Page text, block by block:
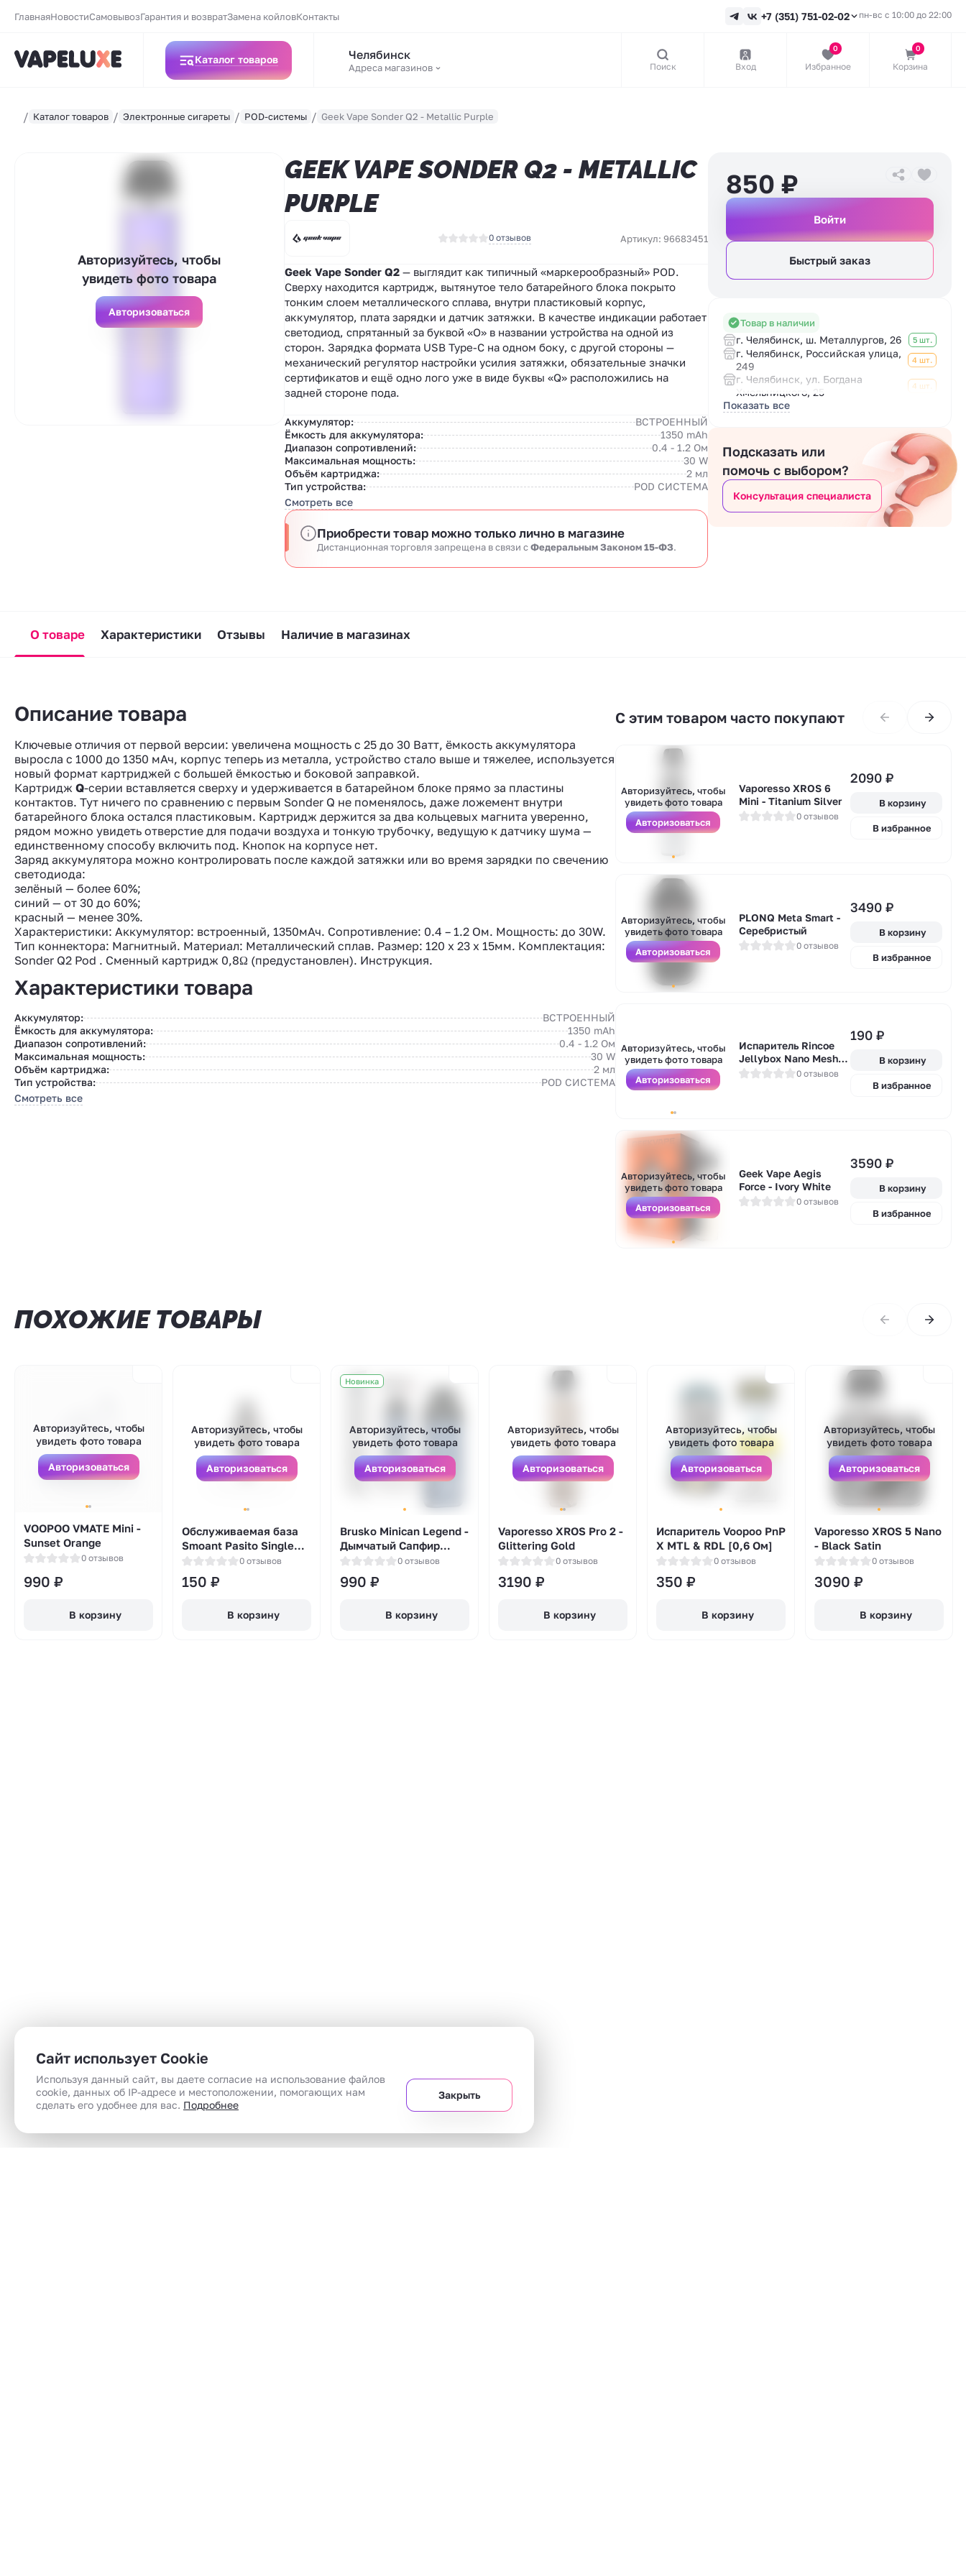
ГлавнаяНовостиСамовывозГарантия и возвратЗамена койловКонтакты +7 (351) 751-02-02 пн-вс с 10:00 до 22:00
Каталог товаров Челябинск
Адреса магазинов Поиск Вход
0
Избранное
0
Корзина
Каталог товаров Электронные сигареты POD-системы Geek Vape Sonder Q2 - Metallic Purple
Авторизуйтесь, чтобы
увидеть фото товара
Авторизоваться
GEEK VAPE SONDER Q2 - METALLIC
PURPLE
0 отзывов Артикул: 96683451
Geek Vape Sonder Q2 — выглядит как типичный «маркерообразный» POD.
Сверху находится картридж, вытянутое тело батарейного блока покрыто
тонким слоем металлического сплава, внутри пластиковый корпус,
аккумулятор, плата зарядки и датчик затяжки. В качестве индикации работает
светодиод, спрятанный за буквой «O» в названии устройства на одной из
сторон. Зарядка формата USB Type-C на одном боку, с другой стороны —
механический регулятор настройки усилия затяжки, обязательные значки
сертификатов и ещё одно лого уже в виде буквы «Q» расположились на
задней стороне пода.
Аккумулятор:
ВСТРОЕННЫЙ
Ёмкость для аккумулятора:
1350 mAh
Диапазон сопротивлений:
0.4 - 1.2 Ом
Максимальная мощность:
30 W
Объём картриджа:
2 мл
Тип устройства:
POD СИСТЕМА
Смотреть все
Приобрести товар можно только лично в магазине
Дистанционная торговля запрещена в связи cФедеральным Законом 15-ФЗ.
850 ₽
Войти
Быстрый заказ
Товар в наличии
г. Челябинск, ш. Металлургов, 26 5 шт.
г. Челябинск, Российская улица,
249
4 шт.
г. Челябинск, ул. Богдана
Хмельницкого, 25
4 шт.
Показать все
Подсказать или
помочь с выбором?
Консультация специалиста
О товаре Характеристики Отзывы Наличие в магазинах
Описание товара
Ключевые отличия от первой версии: увеличена мощность с 25 до 30 Ватт, ёмкость аккумулятора
выросла с 1000 до 1350 мАч, корпус теперь из металла, устройство стало выше и тяжелее, используется
новый формат картриджей с большей ёмкостью и боковой заправкой.
Картридж Q-серии вставляется сверху и удерживается в батарейном блоке прямо за пластины
контактов. Тут ничего по сравнению с первым Sonder Q не поменялось, даже ложемент внутри
батарейного блока остался пластиковым. Картридж держится за два кольцевых магнита уверенно,
рядом можно увидеть отверстие для подачи воздуха и тонкую трубочку, ведущую к датчику шума —
единственному способу включить под. Кнопок на корпусе нет.
Заряд аккумулятора можно контролировать после каждой затяжки или во время зарядки по свечению
светодиода:
зелёный — более 60%;
синий — от 30 до 60%;
красный — менее 30%.
Характеристики: Аккумулятор: встроенный, 1350мАч. Сопротивление: 0.4 – 1.2 Ом. Мощность: до 30W.
Тип коннектора: Магнитный. Материал: Металлический сплав. Размер: 120 х 23 x 15мм. Комплектация:
Sonder Q2 Pod . Сменный картридж 0,8Ω (предустановлен). Инструкция.
Характеристики товара
Аккумулятор:
ВСТРОЕННЫЙ
Ёмкость для аккумулятора:
1350 mAh
Диапазон сопротивлений:
0.4 - 1.2 Ом
Максимальная мощность:
30 W
Объём картриджа:
2 мл
Тип устройства:
POD СИСТЕМА
Смотреть все
С этим товаром часто покупают
Авторизуйтесь, чтобы
увидеть фото товара
Авторизоваться
Vaporesso XROS 6
Mini - Titanium Silver
0 отзывов
2090 ₽
В корзину
В избранное
Авторизуйтесь, чтобы
увидеть фото товара
Авторизоваться
PLONQ Meta Smart -
Серебристый
0 отзывов
3490 ₽
В корзину
В избранное
Авторизуйтесь, чтобы
увидеть фото товара
Авторизоваться
Испаритель Rincoe
Jellybox Nano Mesh
[0,5 Ом]
0 отзывов
190 ₽
В корзину
В избранное
Авторизуйтесь, чтобы
увидеть фото товара
Авторизоваться
Geek Vape Aegis
Force - Ivory White
0 отзывов
3590 ₽
В корзину
В избранное
ПОХОЖИЕ ТОВАРЫ
Авторизуйтесь, чтобы
увидеть фото товара
Авторизоваться
VOOPOO VMATE Mini -
Sunset Orange
0 отзывов
990 ₽
В корзину
Авторизуйтесь, чтобы
увидеть фото товара
Авторизоваться
Обслуживаемая база
Smoant Pasito Single
Coil (RBA) 0 отзывов
150 ₽
В корзину
Новинка
Авторизуйтесь, чтобы
увидеть фото товара
Авторизоваться
Brusko Minican Legend -
Дымчатый Сапфир
(Голубой) 0 отзывов
990 ₽
В корзину
Авторизуйтесь, чтобы
увидеть фото товара
Авторизоваться
Vaporesso XROS Pro 2 -
Glittering Gold
0 отзывов
3190 ₽
В корзину
Авторизуйтесь, чтобы
увидеть фото товара
Авторизоваться
Испаритель Voopoo PnP
X MTL & RDL [0,6 Ом]
0 отзывов
350 ₽
В корзину
Авторизуйтесь, чтобы
увидеть фото товара
Авторизоваться
Vaporesso XROS 5 Nano
- Black Satin
0 отзывов
3090 ₽
В корзину
Сайт использует Cookie
Используя данный сайт, вы даете согласие на использование файлов
cookie, данных об IP-адресе и местоположении, помогающих нам
сделать его удобнее для вас. Подробнее
Закрыть